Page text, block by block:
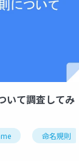
いて調査してみ
命名規則